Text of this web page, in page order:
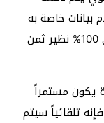
بيانات خاصة به
للوصول لهذه القناة بشكل قانوني وشرعي 100% نظير ثمن
يكون مستمراً
تلقائياً سيتم